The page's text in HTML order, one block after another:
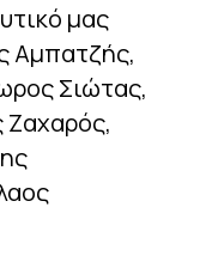
μας
Αμπατζής,
Σιώτας,
Ζαχαρός,